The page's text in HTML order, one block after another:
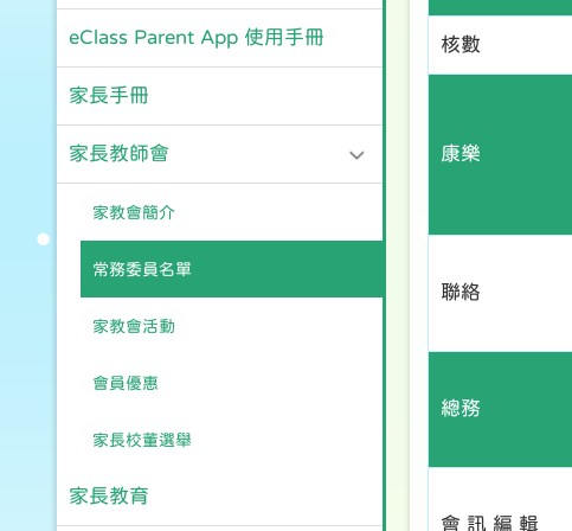
核數
康樂
聯絡
總務
會 訊 編 輯
eClass Parent App 使用手冊
家長手冊
家長教師會
家教會簡介
常務委員名單
家教會活動
會員優惠
家長校董選舉
家長教育